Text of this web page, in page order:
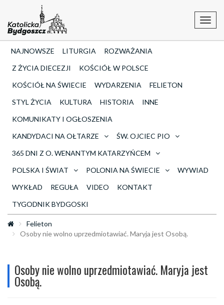
NAJNOWSZE LITURGIA
ROZWAŻANIA
Z ŻYCIA DIECEZJI
KOŚCIÓŁ W POLSCE
KOŚCIÓŁ NA ŚWIECIE
WYDARZENIA
FELIETON
STYL ŻYCIA
KULTURA HISTORIA
INNE
KOMUNIKATY I OGŁOSZENIA
KANDYDACI NA OŁTARZE
ŚW. OJCIEC PIO
365 DNI Z O. WENANTYM KATARZYŃCEM
POLSKA I ŚWIAT
POLONIA NA ŚWIECIE
WYWIAD
WYKŁAD
REGUŁA VIDEO
KONTAKT
TYGODNIK BYDGOSKI
Felieton
Osoby nie wolno uprzedmiotawiać. Maryja jest Osobą.
Osoby nie wolno uprzedmiotawiać. Maryja jest
Osobą.